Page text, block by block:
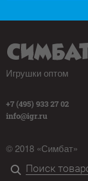
Игрушки оптом
+7 (495) 933 27 02
info@igr.ru
© 2018 «Симбат»